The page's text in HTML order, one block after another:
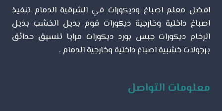
الرخام
الشرقية
افضل معلم اصباغ وديكورات في الشرقية الدمام تنفيذ
اصباغ داخلية وخارجية ديكورات فوم بديل الخشب بديل
الرخام ديكورات جبس بورد ديكورات مرايا تنسيق حدائق
برجولات خشبية اصباغ داخلية وخارجية الدمام .
معلومات التواصل